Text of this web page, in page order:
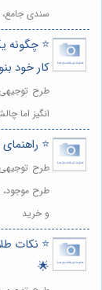
سندی
⭐️ چگونه
کار خود
طرح
انگیز اما
⭐️
طرح
طرح موجود،
و خرید
⭐️ نکات
🌟